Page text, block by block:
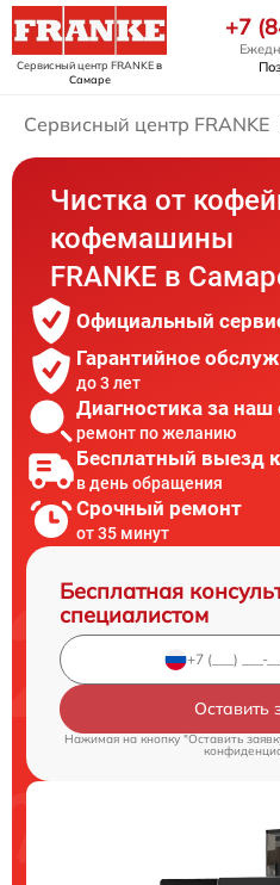
Сервисный центр FRANKEв
Самаре
+7
Сервисный центр FRANKE
Чистка от
кофемашины
FRANKE в
Официальный
Гарантийное
до 3 лет
Диагностика за наш
ремонт по желанию
Бесплатный выезд
в день обращения
Срочный ремонт
от 35 минут
Бесплатная
специалистом
Оставить
Нажимая на кнопку "Оставить